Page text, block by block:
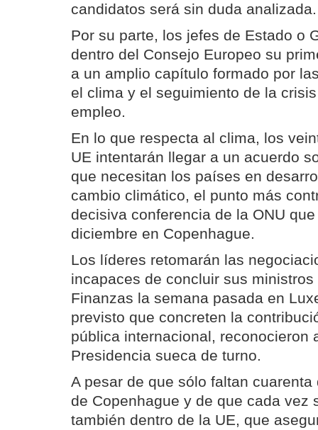
candidatos será sin duda analizada.
Por su parte, los jefes de Estado o
dentro del Consejo Europeo su
a un amplio capítulo formado por
el clima y el seguimiento de la
empleo.
En lo que respecta al clima, los
UE intentarán llegar a un acuerdo
que necesitan los países en
cambio climático, el punto más
decisiva conferencia de la ONU
diciembre en Copenhague.
Los líderes retomarán las
incapaces de concluir sus
Finanzas la semana pasada en
previsto que concreten la
pública internacional, reconocieron
Presidencia sueca de turno.
A pesar de que sólo faltan
de Copenhague y de que cada vez
también dentro de la UE, que